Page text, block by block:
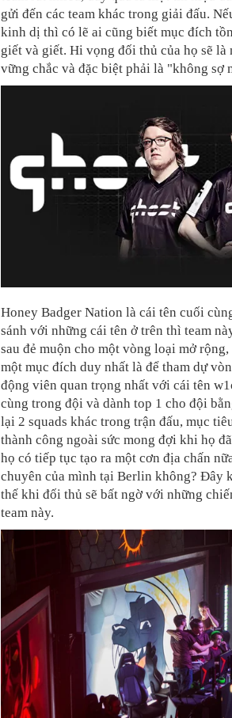
gửi đến các team khác trong giải đấu.
kinh dị thì có lẽ ai cũng biết mục đích
giết và giết. Hi vọng đối thủ của họ sẽ
vững chắc và đặc biệt phải là "không sợ
Honey Badger Nation là cái tên cuối
sánh với những cái tên ở trên thì team
sau đẻ muộn cho một vòng loại mở
một mục đích duy nhất là để tham dự
động viên quan trọng nhất với cái tên
cùng trong đội và dành top 1 cho đội
lại 2 squads khác trong trận đấu, mục
thành công ngoài sức mong đợi khi họ
họ có tiếp tục tạo ra một cơn địa chấn
chuyên của mình tại Berlin không? Đây
thế khi đối thủ sẽ bất ngờ với những
team này.